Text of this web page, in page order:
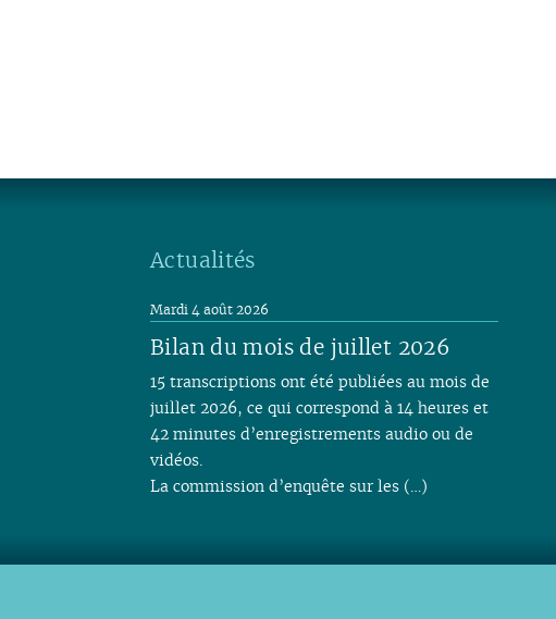
Actualités
Bilan du mois de juillet 2026
Mardi 4 août 2026
15 transcriptions ont été publiées au mois de
juillet 2026, ce qui correspond à 14 heures et
42 minutes d’enregistrements audio ou de
vidéos.
La commission d’enquête sur les (…)